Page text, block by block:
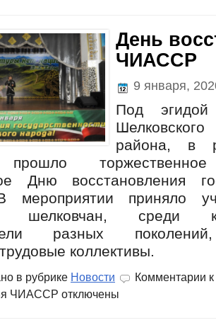
День
ЧИАССР
9 января,
Под эгидой
Шелковского
района, в
прошло
Дню восстановления
приняло
шелковчан, среди
разных
коллективы.
в рубрике Новости Комментарии
ЧИАССР отключены